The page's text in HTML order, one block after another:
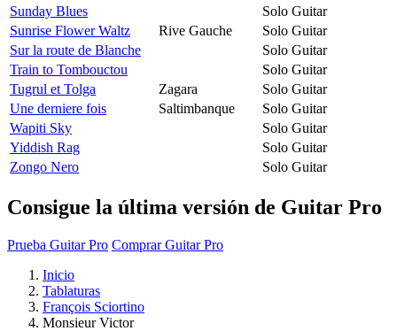
Sunday Blues
Solo Guitar
Sunrise Flower Waltz
Rive Gauche
Solo Guitar
Sur la route de Blanche
Solo Guitar
Train to Tombouctou
Solo Guitar
Tugrul et Tolga
Zagara
Solo Guitar
Une derniere fois
Saltimbanque
Solo Guitar
Wapiti Sky
Solo Guitar
Yiddish Rag
Solo Guitar
Zongo Nero
Solo Guitar
Consigue la última versión de Guitar Pro
Prueba Guitar Pro Comprar Guitar Pro
Inicio
Tablaturas
François Sciortino
Monsieur Victor